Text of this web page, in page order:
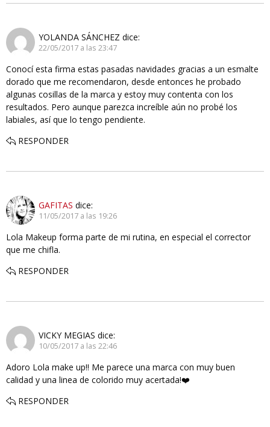
YOLANDA SÁNCHEZ dice:
22/05/2017 a las 23:47
Conocí esta firma estas pasadas navidades gracias a un esmalte
dorado que me recomendaron, desde entonces he probado
algunas cosillas de la marca y estoy muy contenta con los
resultados. Pero aunque parezca increíble aún no probé los
labiales, así que lo tengo pendiente.
RESPONDER
GAFITAS dice:
11/05/2017 a las 19:26
Lola Makeup forma parte de mi rutina, en especial el corrector
que me chifla.
RESPONDER
VICKY MEGIAS dice:
10/05/2017 a las 22:46
Adoro Lola make up!! Me parece una marca con muy buen
calidad y una linea de colorido muy acertada!❤️
RESPONDER